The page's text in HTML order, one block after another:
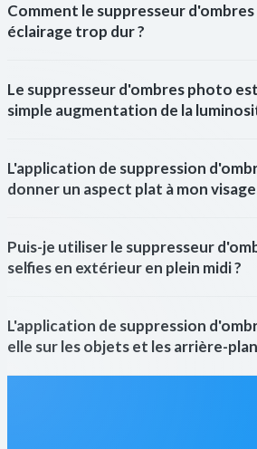
Comment le suppresseur
éclairage trop dur ?
Le suppresseur d'ombres photo
simple augmentation de la
L'application de suppression
donner un aspect plat à mon visage
Puis-je utiliser le suppresseur
selfies en extérieur en plein midi ?
L'application de suppression
elle sur les objets et les arrière-